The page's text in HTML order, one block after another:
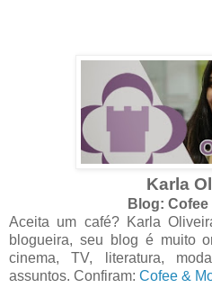
Karla
Blog:
Aceita um café? Karla
blogueira, seu blog é muito
cinema, TV, literatura,
assuntos. Confiram: Cofee &